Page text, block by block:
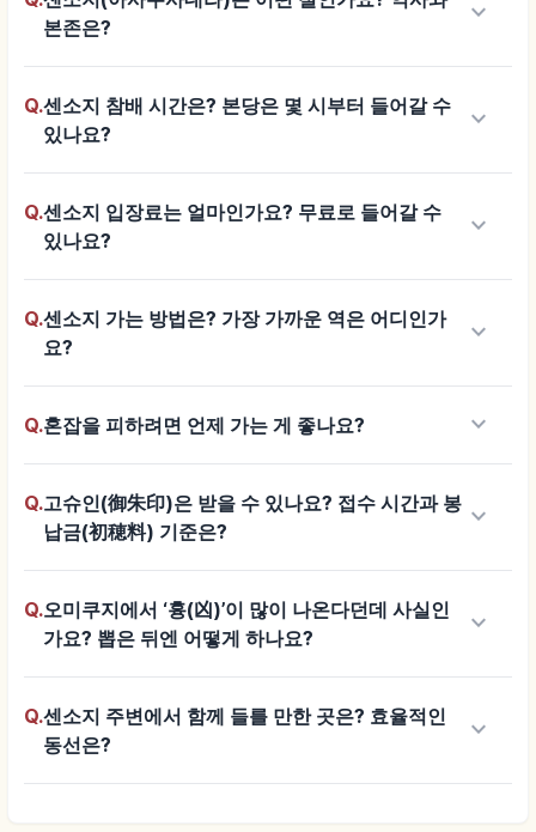
본존은?
keyboard_arrow_down
Q.센소지 참배 시간은? 본당은 몇 시부터 들어갈 수
있나요?
keyboard_arrow_down
Q.센소지 입장료는 얼마인가요? 무료로 들어갈 수
있나요?
keyboard_arrow_down
Q.센소지 가는 방법은? 가장 가까운 역은 어디인가
요?
keyboard_arrow_down
Q.혼잡을 피하려면 언제 가는 게 좋나요? keyboard_arrow_down
Q.고슈인(御朱印)은 받을 수 있나요? 접수 시간과 봉
납금(初穂料) 기준은?
keyboard_arrow_down
Q.오미쿠지에서 ‘흉(凶)’이 많이 나온다던데 사실인
가요? 뽑은 뒤엔 어떻게 하나요?
keyboard_arrow_down
Q.센소지 주변에서 함께 들를 만한 곳은? 효율적인
동선은?
keyboard_arrow_down